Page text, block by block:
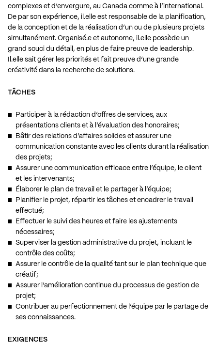
complexes et d’envergure, au Canada comme à l’international.
De par son expérience, il.elle est responsable de la planification,
de la conception et de la réalisation d’un ou de plusieurs projets
simultanément. Organisé.e et autonome, il.elle possède un
grand souci du détail, en plus de faire preuve de leadership.
Il.elle sait gérer les priorités et fait preuve d’une grande
créativité dans la recherche de solutions.
TÂCHES
Participer à la rédaction d’offres de services, aux
présentations clients et à l’évaluation des honoraires;
Bâtir des relations d’affaires solides et assurer une
communication constante avec les clients durant la réalisation
des projets;
Assurer une communication efficace entre l’équipe, le client
et les intervenants;
Élaborer le plan de travail et le partager à l’équipe;
Planifier le projet, répartir les tâches et encadrer le travail
effectué;
Effectuer le suivi des heures et faire les ajustements
nécessaires;
Superviser la gestion administrative du projet, incluant le
contrôle des coûts;
Assurer le contrôle de la qualité tant sur le plan technique que
créatif;
Assurer l’amélioration continue du processus de gestion de
projet;
Contribuer au perfectionnement de l’équipe par le partage de
ses connaissances.
EXIGENCES